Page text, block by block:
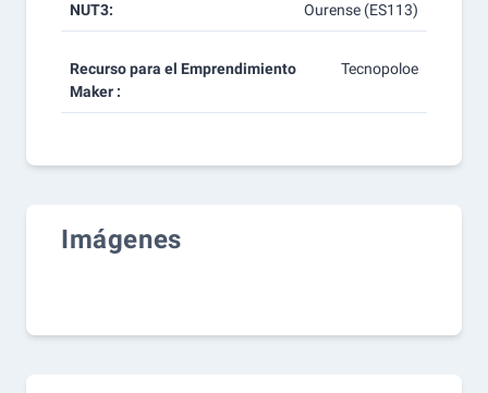
NUT3: Ourense (ES113)
Recurso para el Emprendimiento
Maker :
Tecnopoloe
Imágenes